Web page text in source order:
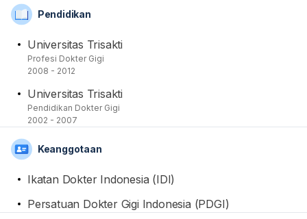
Persatuan Dokter Gigi Indonesia (PDGI)
Pendidikan
Universitas Trisakti
Profesi Dokter Gigi
2008 - 2012
Universitas Trisakti
Pendidikan Dokter Gigi
2002 - 2007
Keanggotaan
Ikatan Dokter Indonesia (IDI)
Persatuan Dokter Gigi Indonesia (PDGI)